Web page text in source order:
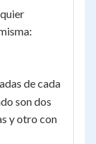
de cada
son dos
y otro con